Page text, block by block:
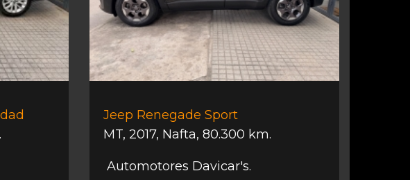
Jeep Renegade Sport
MT, 2017, Nafta, 80.300 km.
Automotores Davicar's.